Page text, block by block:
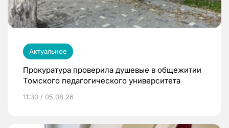
Актуальное
Прокуратура проверила душевые в общежитии
Томского педагогического университета
11:30 / 05.08.26